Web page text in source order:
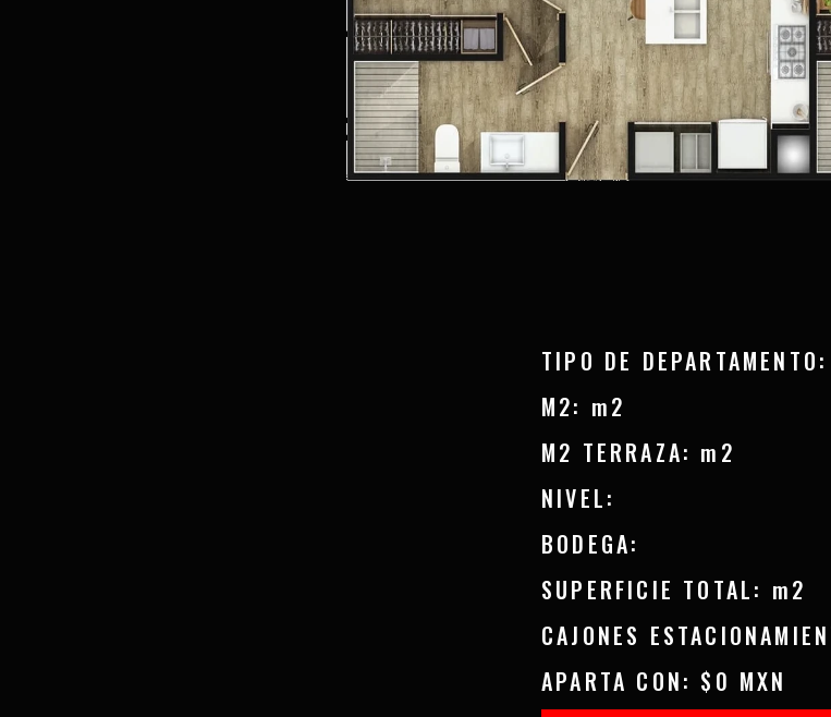
TIPO DE
M2: m2
M2 TERRAZA: m2
NIVEL:
BODEGA:
SUPERFICIE TOTAL: m2
CAJONES
APARTA CON: $0 MXN